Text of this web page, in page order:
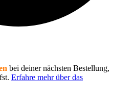
bei deiner nächsten Bestellung,
Erfahre mehr über das